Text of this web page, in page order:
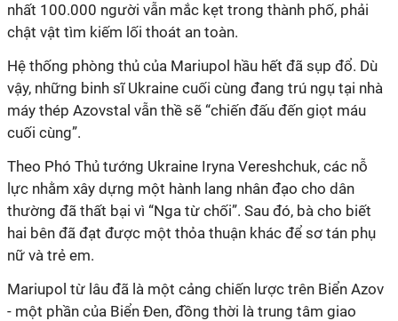
nhất 100.000 người vẫn mắc kẹt trong thành phố, phải
chật vật tìm kiếm lối thoát an toàn.
Hệ thống phòng thủ của Mariupol hầu hết đã sụp đổ. Dù
vậy, những binh sĩ Ukraine cuối cùng đang trú ngụ tại nhà
máy thép Azovstal vẫn thề sẽ “chiến đấu đến giọt máu
cuối cùng”.
Theo Phó Thủ tướng Ukraine Iryna Vereshchuk, các nỗ
lực nhằm xây dựng một hành lang nhân đạo cho dân
thường đã thất bại vì “Nga từ chối”. Sau đó, bà cho biết
hai bên đã đạt được một thỏa thuận khác để sơ tán phụ
nữ và trẻ em.
Mariupol từ lâu đã là một cảng chiến lược trên Biển Azov
- một phần của Biển Đen, đồng thời là trung tâm giao